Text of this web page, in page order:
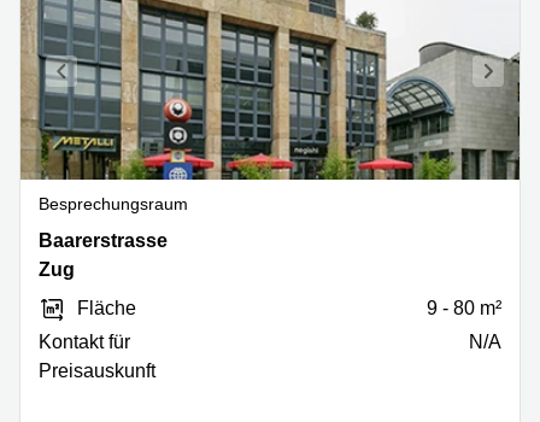
Besprechungsraum
Baarerstrasse
14-
Zug
Baarerstrasse
Zug
Fläche
9 - 80 m²
Kontakt für
Preisauskunft
N/A